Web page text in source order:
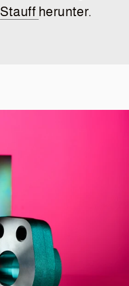
Stauff herunter.